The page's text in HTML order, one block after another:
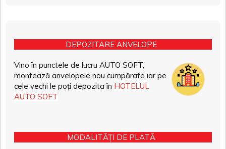
DEPOZITARE ANVELOPE
Vino în punctele de lucru AUTO SOFT,
montează anvelopele nou cumpărate iar pe
cele vechi le poți depozita în HOTELUL
AUTO SOFT
MODALITĂȚI DE PLATĂ